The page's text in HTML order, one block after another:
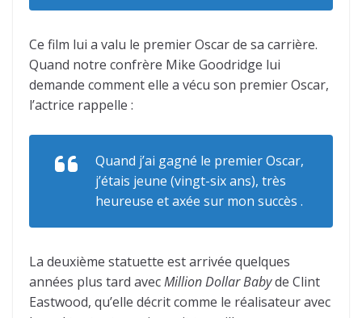
Ce film lui a valu le premier Oscar de sa carrière.
Quand notre confrère Mike Goodridge lui
demande comment elle a vécu son premier Oscar,
l’actrice rappelle :
Quand j’ai gagné le premier Oscar,
j’étais jeune (vingt-six ans), très
heureuse et axée sur mon succès .
La deuxième statuette est arrivée quelques
années plus tard avecMillion Dollar Babyde Clint
Eastwood, qu’elle décrit comme le réalisateur avec